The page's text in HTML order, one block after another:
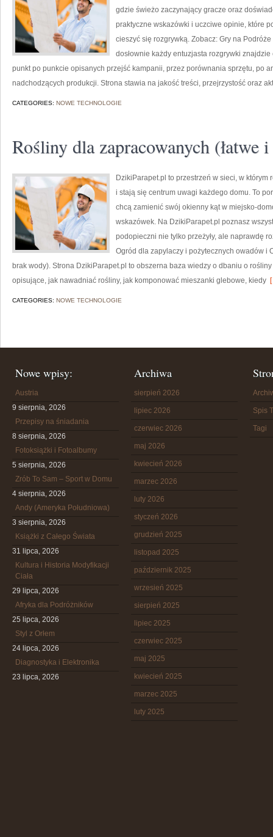
gdzie świeżo zaczynający gracze oraz
praktyczne wskazówki i uczciwe opinie, które
cieszyć się rozgrywką. Zobacz: Gry na
dosłownie każdy entuzjasta rozgrywki
punkt po punkcie opisanych przejść kampanii, przez porównania sprzętu, po
nadchodzących produkcji. Strona stawia na jakość treści, przejrzystość oraz
CATEGORIES: NOWE TECHNOLOGIE
Rośliny dla zapracowanych (łatwe
DzikiParapet.pl to przestrzeń w sieci, w
i stają się centrum uwagi każdego domu. To
chcą zamienić swój okienny kąt w miejsko-
wskazówek. Na DzikiParapet.pl poznasz
podopieczni nie tylko przeżyły, ale naprawdę
Ogród dla zapylaczy i pożytecznych owadów i
brak wody). Strona DzikiParapet.pl to obszerna baza wiedzy o dbaniu o
opisujące, jak nawadniać rośliny, jak komponować mieszanki glebowe, kiedy
CATEGORIES: NOWE TECHNOLOGIE
Nowe wpisy:
Austria
9 sierpnia, 2026
Przepisy na śniadania
8 sierpnia, 2026
Fotoksiążki i Fotoalbumy
5 sierpnia, 2026
Zrób To Sam – Sport w Domu
4 sierpnia, 2026
Andy (Ameryka Południowa)
3 sierpnia, 2026
Książki z Całego Świata
31 lipca, 2026
Kultura i Historia Modyfikacji
Ciała
29 lipca, 2026
Afryka dla Podróżników
25 lipca, 2026
Styl z Orłem
24 lipca, 2026
Diagnostyka i Elektronika
23 lipca, 2026
Archiwa
sierpień 2026
lipiec 2026
czerwiec 2026
maj 2026
kwiecień 2026
marzec 2026
luty 2026
styczeń 2026
grudzień 2025
listopad 2025
październik 2025
wrzesień 2025
sierpień 2025
lipiec 2025
czerwiec 2025
maj 2025
kwiecień 2025
marzec 2025
luty 2025
Spis
Tagi